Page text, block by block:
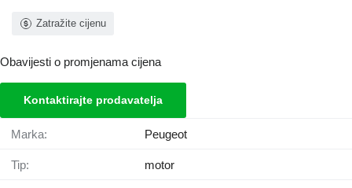
Zatražite cijenu
Obavijesti o promjenama cijena
Kontaktirajte prodavatelja
Marka: Peugeot
Tip: motor